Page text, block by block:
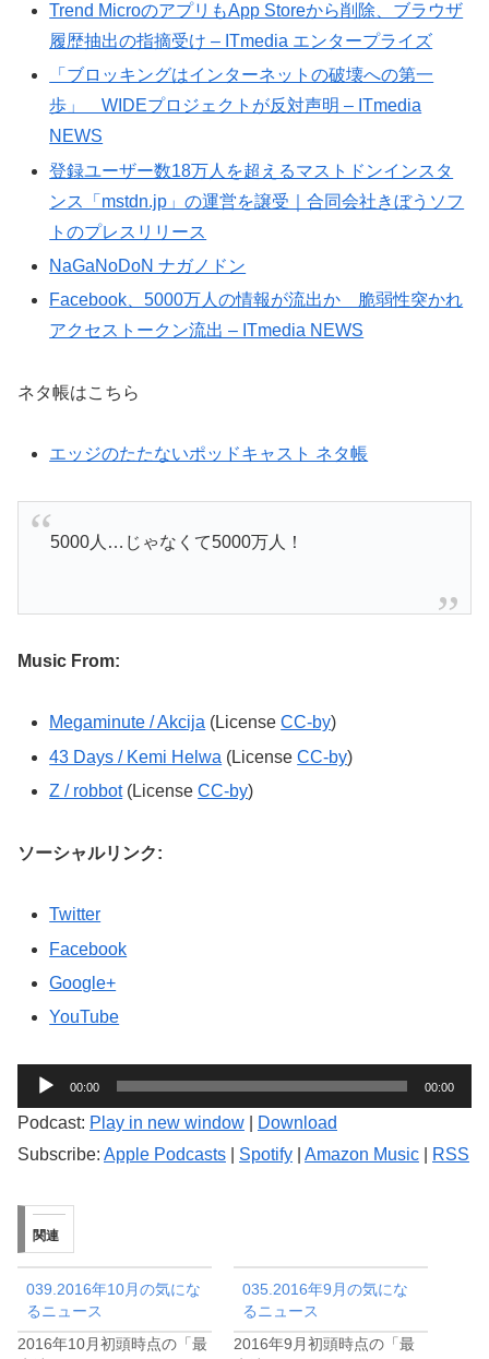
Trend MicroのアプリもApp Storeから削除、ブラウザ
履歴抽出の指摘受け – ITmedia エンタープライズ
「ブロッキングはインターネットの破壊への第一
歩」 WIDEプロジェクトが反対声明 – ITmedia
NEWS
登録ユーザー数18万人を超えるマストドンインスタ
ンス「mstdn.jp」の運営を譲受｜合同会社きぼうソフ
トのプレスリリース
NaGaNoDoN ナガノドン
Facebook、5000万人の情報が流出か 脆弱性突かれ
アクセストークン流出 – ITmedia NEWS
ネタ帳はこちら
エッジのたたないポッドキャスト ネタ帳
5000人…じゃなくて5000万人！
Music From:
Megaminute / Akcija (LicenseCC-by)
43 Days / Kemi Helwa (LicenseCC-by)
Z / robbot(LicenseCC-by)
ソーシャルリンク:
Twitter
Facebook
Google+
YouTube
声
ヤ
00:00 00:00
Podcast: Play in new window
Download
Subscribe: Apple Podcasts Spotify Amazon Music RSS
関連
039.2016年10月の気にな
るニュース
2016年10月初頭時点の「最
035.2016年9月の気にな
るニュース
2016年9月初頭時点の「最